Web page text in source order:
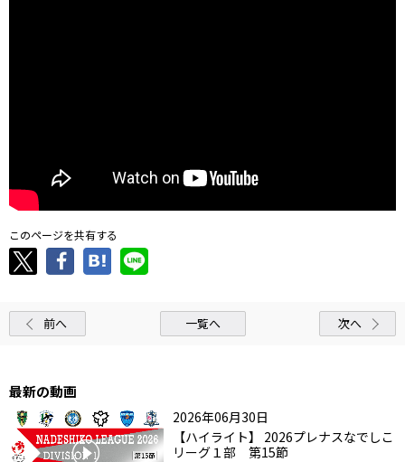
このページを共有する
前へ 一覧へ 次へ
最新の動画
2026年06月30日
【ハイライト】 2026プレナスなでしこ
リーグ１部 第15節